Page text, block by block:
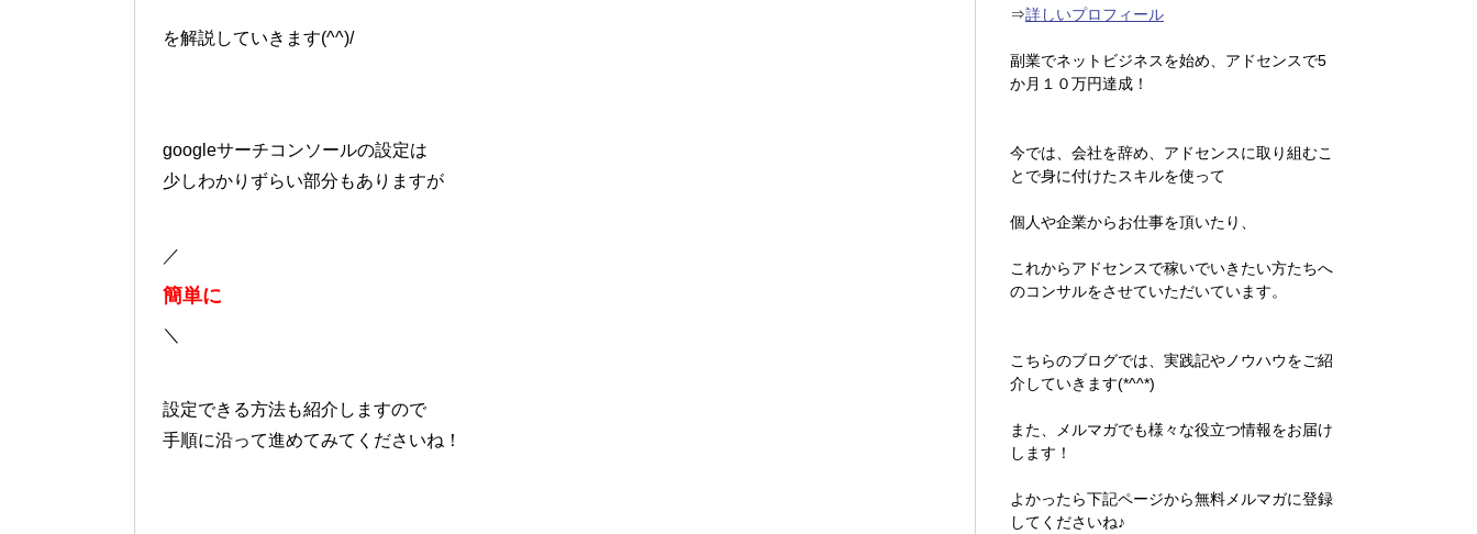
を解説していきます(^^)/
googleサーチコンソールの設定は
少しわかりずらい部分もありますが
／
簡単に
＼
設定できる方法も紹介しますので
手順に沿って進めてみてくださいね！
⇒詳しいプロフィール
副業でネットビジネスを始め、アドセンスで5
か月１０万円達成！
今では、会社を辞め、アドセンスに取り組むこ
とで身に付けたスキルを使って
個人や企業からお仕事を頂いたり、
これからアドセンスで稼いでいきたい方たちへ
のコンサルをさせていただいています。
こちらのブログでは、実践記やノウハウをご紹
介していきます(*^^*)
また、メルマガでも様々な役立つ情報をお届け
します！
よかったら下記ページから無料メルマガに登録
してくださいね♪